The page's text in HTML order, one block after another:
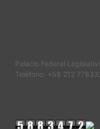
Palacio Federal
Teléfono: +58 212